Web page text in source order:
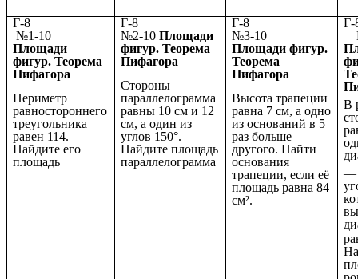
Г-8
№1-10
Площади
фигур. Теорема
Пифагора
Периметр
равностороннего
треугольника
равен 114.
Найдите его
площадь
Г-8
№2-10Площади
фигур. Теорема
Пифагора
Стороны
параллелограмма
равны 10 см и 12
см, а один из
углов 150°.
Найдите площадь
параллелограмма
Г-8
№3-10
Площади фигур.
Теорема
Пифагора
Высота трапеции
равна 7 см, а одно
из оснований в 5
раз больше
другого. Найти
основания
трапеции, если её
площадь равна 84
см².
В